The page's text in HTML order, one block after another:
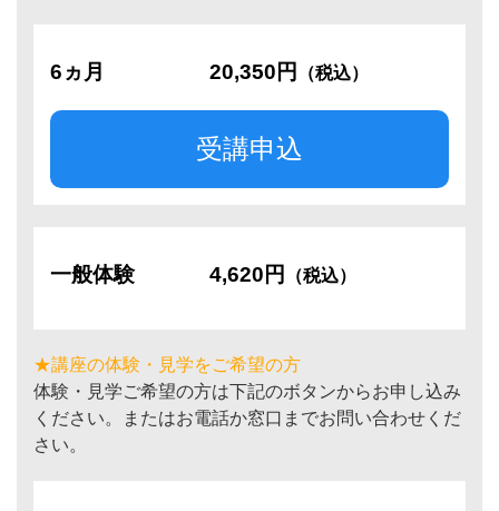
6ヵ月 20,350円 （税込）
受講申込
一般体験 4,620円 （税込）
★講座の体験・見学をご希望の方
体験・見学ご希望の方は下記のボタンからお申し込み
ください。またはお電話か窓口までお問い合わせくだ
さい。